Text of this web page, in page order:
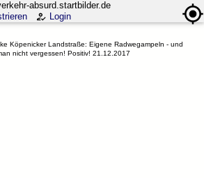
absurd.startbilder.de
Login
Köpenicker Landstraße: Eigene Radwegampeln - und
nicht vergessen! Positiv! 21.12.2017